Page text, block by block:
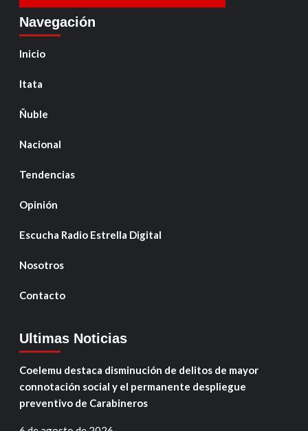
Navegación
Inicio
Itata
Ñuble
Nacional
Tendencias
Opinión
Escucha Radio Estrella Digital
Nosotros
Contacto
Ultimas Noticias
Coelemu destaca disminución de delitos de mayor
connotación social y el permanente despliegue
preventivo de Carabineros